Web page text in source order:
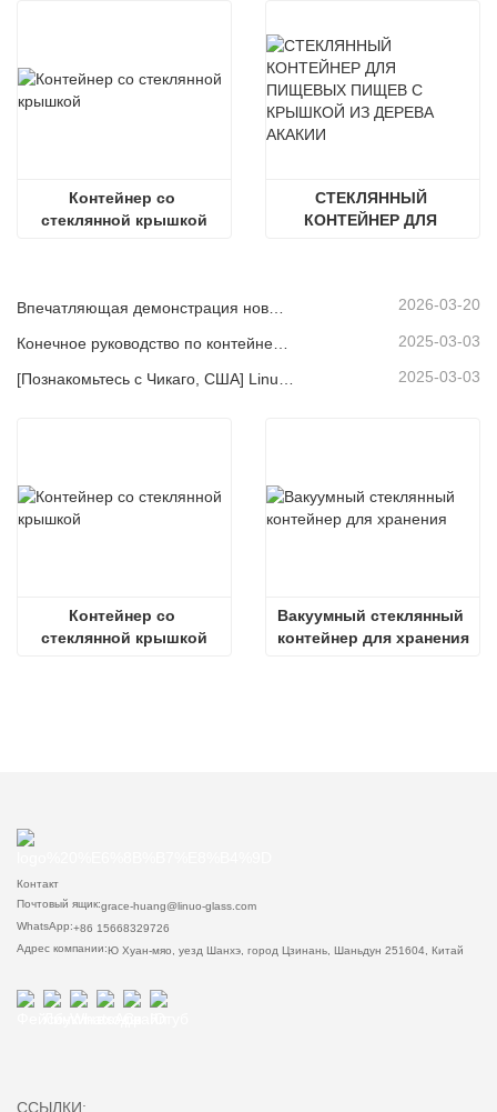
Контейнер со
стеклянной крышкой
СТЕКЛЯННЫЙ
КОНТЕЙНЕР ДЛЯ
2026-03-20
2025-03-03
[Познакомьтесь с Чикаго, США] Linuo Glass приглашает вас собраться вместе в Чикаго вдохновленное домашнее шоу! 2025-03-03
Контейнер со
стеклянной крышкой
Вакуумный стеклянный
контейнер для хранения
Контакт
Почтовый ящик:grace-huang@linuo-glass.com
WhatsApp:+86 15668329726
Адрес компании:Ю Хуан-мяо, уезд Шанхэ, город Цзинань, Шаньдун 251604, Китай
ССЫЛКИ: